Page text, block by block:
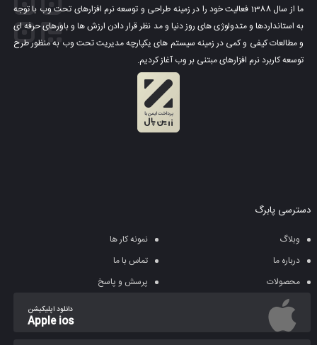
ما از سال 1388 فعالیت خود را در زمینه طراحی و توسعه نرم افزارهای تحت وب با توجه
به استانداردها و متدولوژی های روز دنیا و مد نظر قرار دادن ارزش ها و باورهای حرفه ای
و مطالعات کیفی و کمی در زمینه سیستم های یکپارچه مدیریت تحت وب به منظور طرح
توسعه کاربرد نرم افزارهای مبتنی بر وب آغاز کردیم.
دسترسی پابرگ
وبلاگ
نمونه کار ها
درباره ما
تماس با ما
محصولات
پرسش و پاسخ
دانلود اپلیکیشن
Apple ios